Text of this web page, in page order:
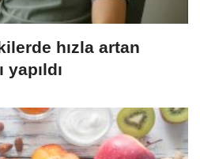
hızla artan